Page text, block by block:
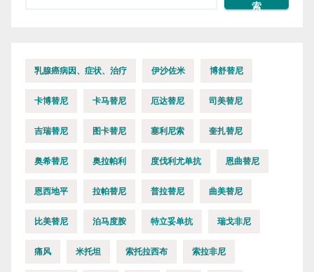
索
乳腺癌病因、症状、治疗 伊沙佐米 博舒替尼
卡博替尼 卡马替尼 厄达替尼 司美替尼
吉瑞替尼 图卡替尼 塞利尼索 奎扎替尼
奥希替尼 奥拉帕利 度伐利尤单抗 恩曲替尼
恩西地平 拉帕替尼 普拉替尼 曲美替尼
比美替尼 泊马度胺 特立妥单抗 瑞戈非尼
痛风 米托坦 索托拉西布 索拉非尼